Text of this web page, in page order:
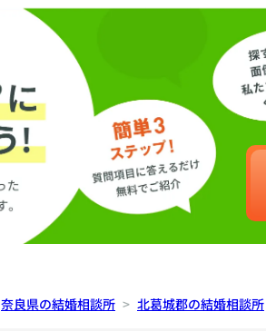
奈良県の結婚相談所 北葛城郡の結婚相談所